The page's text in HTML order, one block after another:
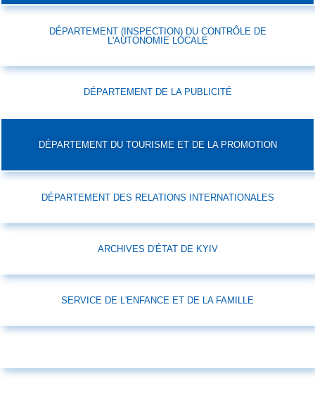
DÉPARTEMENT (INSPECTION) DU CONTRÔLE DE
L'AUTONOMIE LOCALE
DÉPARTEMENT DE LA PUBLICITÉ
DÉPARTEMENT DU TOURISME ET DE LA PROMOTION
DÉPARTEMENT DES RELATIONS INTERNATIONALES
ARCHIVES D'ÉTAT DE KYIV
SERVICE DE L'ENFANCE ET DE LA FAMILLE